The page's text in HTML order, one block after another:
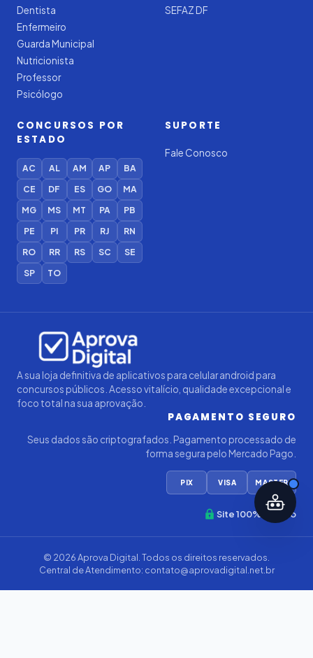
Dentista
Enfermeiro
Guarda Municipal
Nutricionista
Professor
Psicólogo
SEFAZ DF
CONCURSOS POR
ESTADO
AC AL AM AP
BA
CE
DF ES GO
MA
MG
MS MT PA
PB
PE
PI PR RJ
RN
RO
RR RS SC
SE
SP
TO
SUPORTE
Fale Conosco
A sua loja definitiva de aplicativos para celular android para
concursos públicos. Acesso vitalício, qualidade excepcional e
foco total na sua aprovação.
PAGAMENTO SEGURO
Seus dados são criptografados. Pagamento processado de
forma segura pelo Mercado Pago.
PIX VISA MASTER
Site 100% Seguro
© 2026Aprova Digital . Todos os direitos reservados.
Central de Atendimento: contato@aprovadigital.net.br